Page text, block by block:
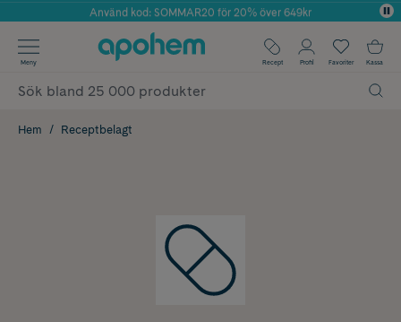
Årets Butik 2025 inom Skönhet
Använd kod: SOMMAR20 för 20% över 649kr
✓ Fri frakt
✓ Poäng på alla köp*
Meny Recept Profil Favoriter Kassa
Hem Receptbelagt